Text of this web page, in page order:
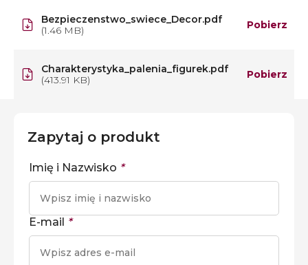
Bezpieczenstwo_swiece_Decor.pdf
(1.46 MB)
Pobierz
Charakterystyka_palenia_figurek.pdf
(413.91 KB)
Pobierz
Zapytaj o produkt
Imię i Nazwisko *
E-mail *